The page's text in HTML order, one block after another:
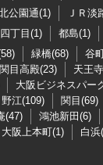
公園通(1)
ＪＲ淡
丁目(1) 都島(1)
緑橋(68) 谷
関目高殿(23) 天王
大阪ビジネスパー
野江(109) 関目(69)
(47) 鴻池新田(6)
大阪上本町(1) 白浜